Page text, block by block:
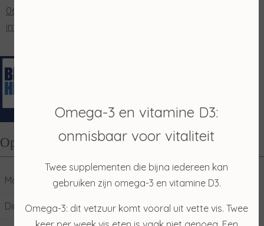
0653202048
info@salonmerian.nl
Openingstijden
Maandag 10:00
Dinsdag 09:00 17:00
Omega-3 en vitamine D3:
onmisbaar voor vitaliteit
Twee supplementen die bijna iedereen kan
gebruiken zijn omega-3 en vitamine D3.
Omega-3: dit vetzuur komt vooral uit vette vis. Twee